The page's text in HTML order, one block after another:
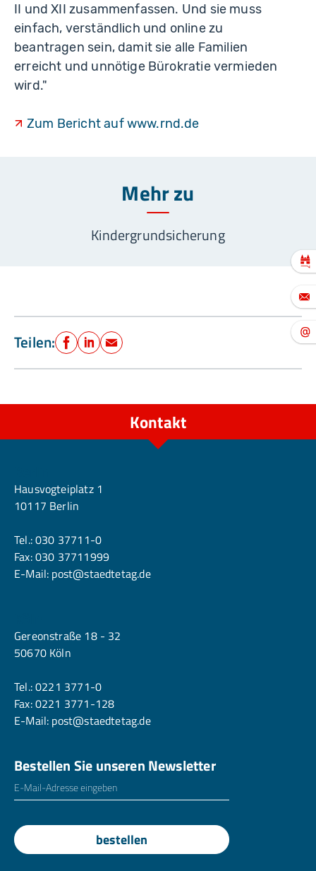
II und XII zusammenfassen. Und sie muss
einfach, verständlich und online zu
beantragen sein, damit sie alle Familien
erreicht und unnötige Bürokratie vermieden
wird."
Zum Bericht auf www.rnd.de
Mehr zu
Kindergrundsicherung
Teilen: Facebook
LinkedIn
E-Mail
Kontakt
Hausvogteiplatz 1
10117 Berlin
Tel.:030 37711-0
Fax: 030 37711999
E-Mail: post@staedtetag.de
Gereonstraße 18 - 32
50670 Köln
Tel.:0221 3771-0
Fax: 0221 3771-128
E-Mail: post@staedtetag.de
Bestellen Sie unseren Newsletter
E-Mailadresse
bestellen